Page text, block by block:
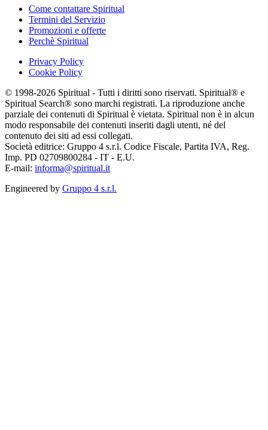
Come contattare Spiritual
Termini del Servizio
Promozioni e offerte
Perchè Spiritual
Privacy Policy
Cookie Policy
© 1998-2026 Spiritual - Tutti i diritti sono riservati. Spiritual® e
Spiritual Search® sono marchi registrati. La riproduzione anche
parziale dei contenuti di Spiritual è vietata. Spiritual non è in alcun
modo responsabile dei contenuti inseriti dagli utenti, né del
contenuto dei siti ad essi collegati.
Società editrice: Gruppo 4 s.r.l. Codice Fiscale, Partita IVA, Reg.
Imp. PD 02709800284 - IT - E.U.
E-mail: informa@spiritual.it
Engineered by Gruppo 4 s.r.l.